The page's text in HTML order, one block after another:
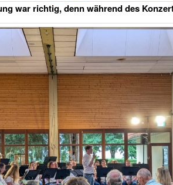
war richtig, denn während des